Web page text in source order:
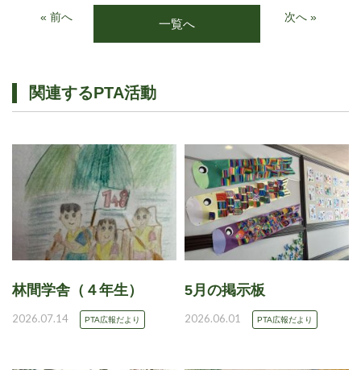
« 前へ 一覧へ 次へ »
関連するPTA活動
林間学舎（４年生）
2026.07.14 PTA広報だより
5月の掲示板
2026.06.01 PTA広報だより